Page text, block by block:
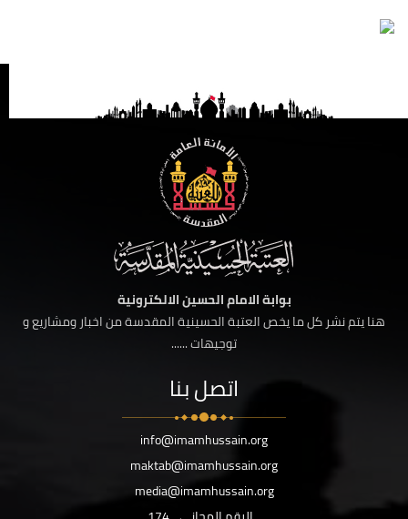
بوابة الامام الحسين الالكترونية
هنا يتم نشر كل ما يخص العتبة الحسينية المقدسة من اخبار ومشاريع و
توجيهات ......
اتصل بنا
info@imamhussain.org
maktab@imamhussain.org
media@imamhussain.org